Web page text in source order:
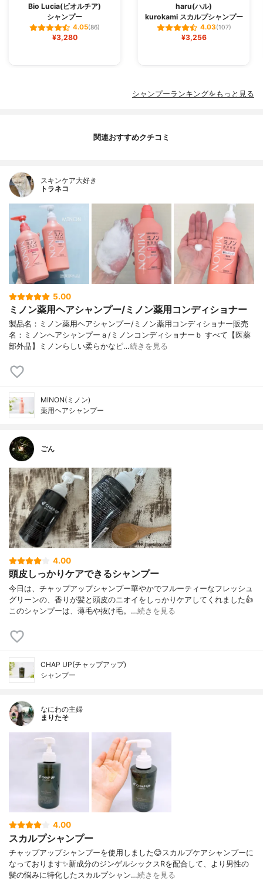
Bio Lucia(ビオルチア)
シャンプー
4.05(86)
¥3,280
haru(ハル)
kurokami スカルプシャンプー
4.03(107)
¥3,256
シャンプーランキングをもっと見る
関連おすすめクチコミ
スキンケア大好き
トラネコ
5.00
ミノン薬用ヘアシャンプー/ミノン薬用コンディショナー
製品名：ミノン薬用ヘアシャンプー/ミノン薬用コンディショナー販売
名：ミノンへアシャンプーａ/ミノンコンディショナーｂ すべて【医薬
部外品】ミノンらしい柔らかなピ…続きを見る
MINON(ミノン)
薬用ヘアシャンプー
ごん
4.00
頭皮しっかりケアできるシャンプー
今日は、チャップアップシャンプー華やかでフルーティーなフレッシュ
グリーンの、香りが髪と頭皮のニオイをしっかりケアしてくれました👍
このシャンプーは、薄毛や抜け毛。…続きを見る
CHAP UP(チャップアップ)
シャンプー
なにわの主婦
まりたそ
4.00
スカルプシャンプー
チャップアップシャンプーを使用しました😊スカルプケアシャンプーに
なっております✨新成分のジンゲルシックスRを配合して、より男性の
髪の悩みに特化したスカルプシャン…続きを見る